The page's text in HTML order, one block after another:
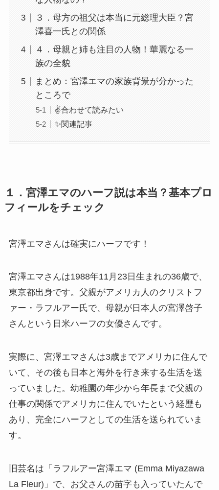
３．母方の祖父は本当に元総理大臣？宮
澤喜一氏との関係
４．母親と姉も注目の人物！華麗なる一
族の全貌
まとめ：宮澤エマの家族背景が分かった
ところで
✌️合わせて読みたい
✨関連記事
１．宮澤エマのハーフ説は本当？基本プロ
フィールをチェック
宮澤エマさんは確実にハーフです！
宮澤エマさんは1988年11月23日生まれの36歳で、
東京都出身です。父親がアメリカ人のクリストフ
ァー・ラフルアー氏で、母親が日本人の宮澤啓子
さんという日米ハーフの女優さんです。
実際に、宮澤エマさんは3歳までアメリカに住んで
いて、その後も日本と海外を行き来する生活を送
っていました。幼稚園の年少から年長まで父親の
仕事の関係でアメリカに住んでいたという経歴も
あり、完全にハーフとしての生活を送られていま
す。
旧芸名は「ラフルアー宮澤エマ (Emma Miyazawa
La Fleur)」で、お父さんの苗字も入っていたんで